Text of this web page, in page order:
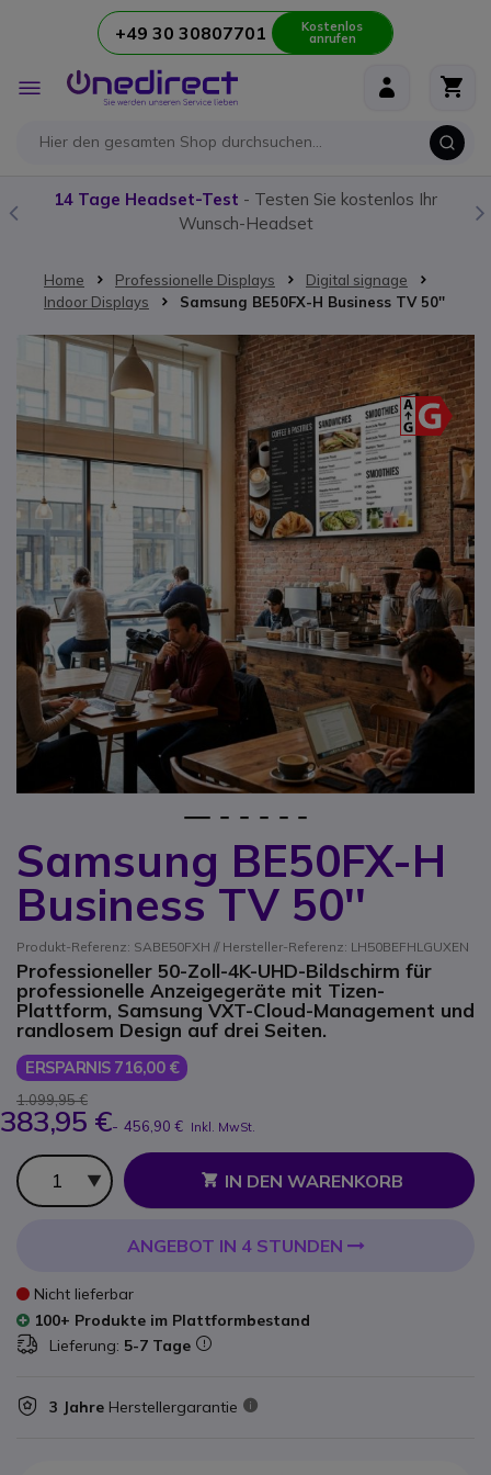
Zum Inhalt springen+49 30 30807701 Kostenlos
anrufen
Navigation
umschalten
Ihr UnserFunkgerät-Guide:Alles was Sie wissen
Home Professionelle Displays
Digital signage
Indoor Displays
Samsung BE50FX-H Business TV 50''
Samsung BE50FX-H
Business TV 50''
Produkt-Referenz: SABE50FXH // Hersteller-Referenz: LH50BEFHLGUXEN
Professioneller 50-Zoll-4K-UHD-Bildschirm für
professionelle Anzeigegeräte mit Tizen-
Plattform, Samsung VXT-Cloud-Management und
randlosem Design auf drei Seiten.
ERSPARNIS 716,00 €
1.099,95 €
383,95 €- 456,90 € Inkl. MwSt.
Anzahl
IN DEN WARENKORB
ANGEBOT IN 4 STUNDEN
Nicht lieferbar
100+ Produkte im Plattformbestand
Lieferung: 5-7 Tage
3 Jahre Herstellergarantie
Zum Ende der Bildgalerie springen
Zum Anfang der Bildgalerie springen